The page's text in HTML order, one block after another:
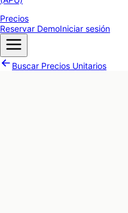
Precios
Reservar DemoIniciar sesión
Buscar Precios Unitarios